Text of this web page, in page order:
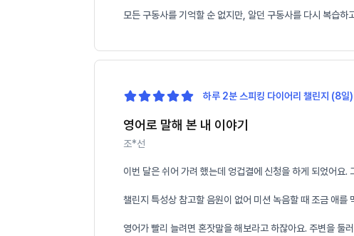
모든 구동사를 기억할 순 없지만, 알던 구동사를 다시 복습
하루 2분 스피킹 다이어리 챌린지 (8일)
영어로 말해 본 내 이야기
조*선
이번 달은 쉬어 가려 했는데 엉겁결에 신청을 하게 되었어요
챌린지 특성상 참고할 음원이 없어 미션 녹음할 때 조금 애를
영어가 빨리 늘려면 혼잣말을 해보라고 하잖아요. 주변을 둘